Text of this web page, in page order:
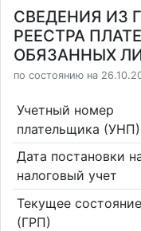
СВЕДЕНИЯ ИЗ
РЕЕСТРА
ОБЯЗАННЫХ
по состоянию на
Учетный номер
плательщика (УНП)
Дата постановки
налоговый учет
Текущее состояние
(ГРП)